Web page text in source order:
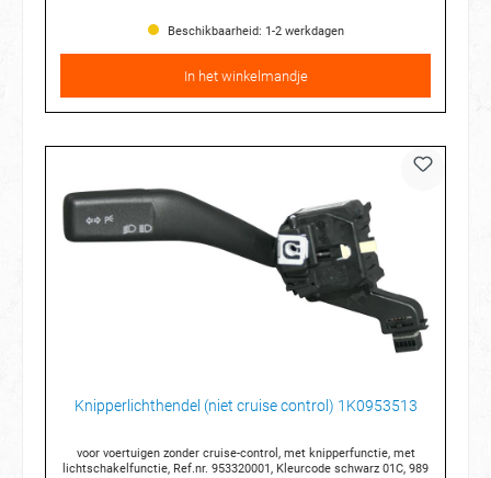
Beschikbaarheid: 1-2 werkdagen
In het winkelmandje
Knipperlichthendel (niet cruise control) 1K0953513
voor voertuigen zonder cruise-control, met knipperfunctie, met
lichtschakelfunctie, Ref.nr. 953320001, Kleurcode schwarz 01C, 989